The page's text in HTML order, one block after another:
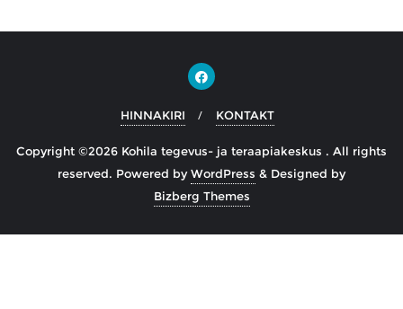
HINNAKIRI KONTAKT
Copyright ©2026 Kohila tegevus- ja teraapiakeskus . All rights
reserved. Powered byWordPress & Designed by
Bizberg Themes